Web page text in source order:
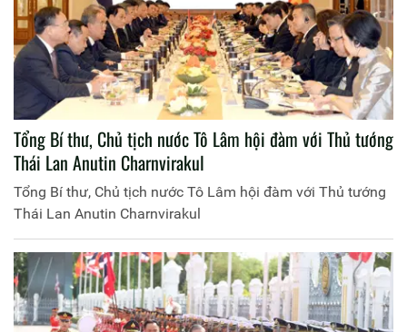
Tổng Bí thư, Chủ tịch nước Tô Lâm hội đàm với Thủ tướng
Thái Lan Anutin Charnvirakul
Tổng Bí thư, Chủ tịch nước Tô Lâm hội đàm với Thủ tướng
Thái Lan Anutin Charnvirakul